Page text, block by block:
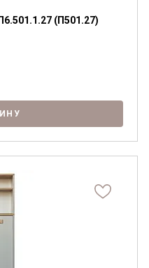
(П501.27)